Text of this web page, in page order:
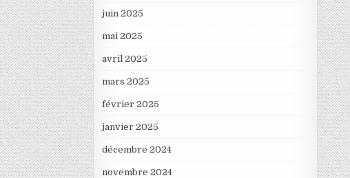
juin 2025
mai 2025
avril 2025
mars 2025
février 2025
janvier 2025
décembre 2024
novembre 2024